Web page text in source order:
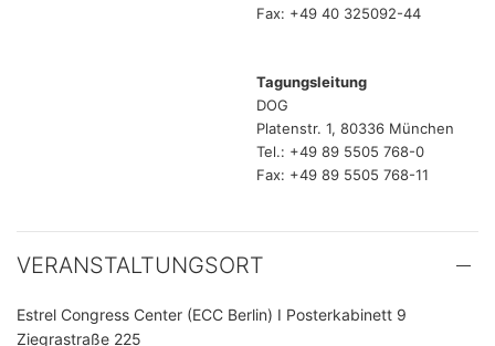
Fax: +49 40 325092-44
Tagungsleitung
DOG
Platenstr. 1, 80336 München
Tel.: +49 89 5505 768-0
Fax: +49 89 5505 768-11
VERANSTALTUNGSORT
Estrel Congress Center (ECC Berlin) I Posterkabinett 9
Ziegrastraße 225